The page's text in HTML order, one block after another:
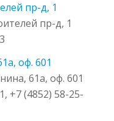
пр-д, 1
пр-д, 1
оф. 601
61а, оф. 601
+7 (4852) 58-25-